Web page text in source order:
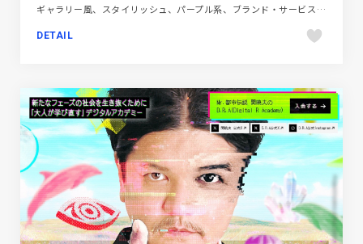
ギャラリー風、スタイリッシュ、パープル系、ブランド・サービスサイト、モーション多め、医療・ヘルスケア
DETAIL